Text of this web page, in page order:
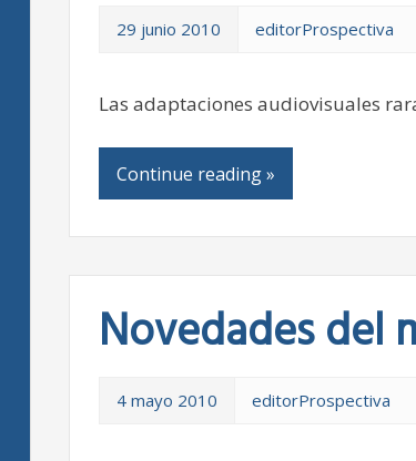
29 junio 2010 editorProspectiva
Las adaptaciones audiovisuales
Continue reading »
Novedades del
4 mayo 2010 editorProspectiva